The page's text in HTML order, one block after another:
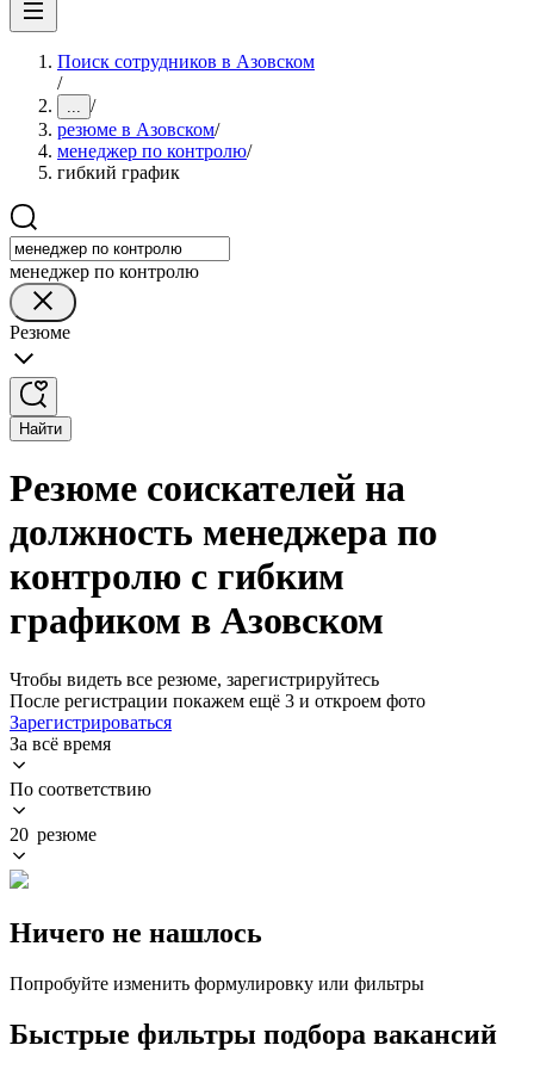
Поиск сотрудников в Азовском
/
... /
резюме в Азовском/
менеджер по контролю/
гибкий график
менеджер по контролю
Резюме
Найти
Резюме соискателей на
должность менеджера по
контролю с гибким
графиком в Азовском
Чтобы видеть все резюме, зарегистрируйтесь
После регистрации покажем ещё 3 и откроем фото
Зарегистрироваться
За всё время
По соответствию
20 резюме
Ничего не нашлось
Попробуйте изменить формулировку или фильтры
Быстрые фильтры подбора вакансий